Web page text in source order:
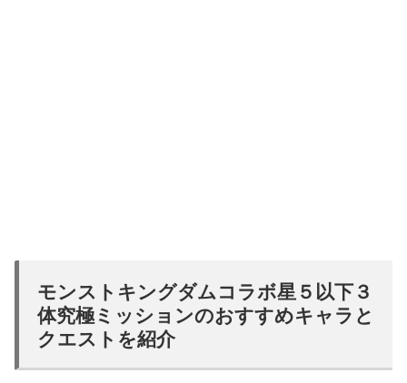
モンストキングダムコラボ星５以下３
体究極ミッションのおすすめキャラと
クエストを紹介